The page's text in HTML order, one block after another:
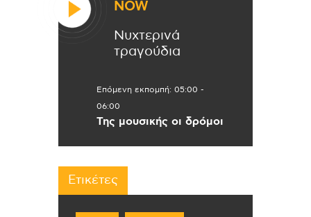
NOW
Νυχτερινά
τραγούδια
Επόμενη εκπομπή: 05:00 -
06:00
Της μουσικής οι δρόμοι
Ετικέτες